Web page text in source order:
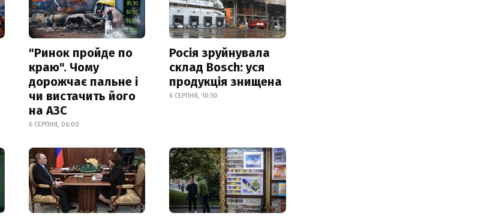
"Ринок пройде по
краю". Чому
дорожчає пальне і
чи вистачить його
на АЗС
6 СЕРПНЯ, 06:00
Росія зруйнувала
склад Bosch: уся
продукція знищена
6 СЕРПНЯ, 10:50